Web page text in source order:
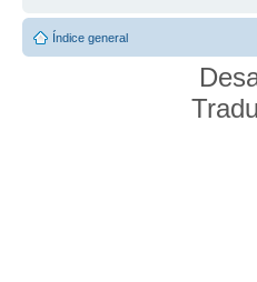
Índice general